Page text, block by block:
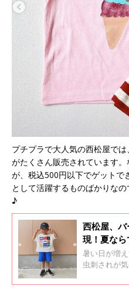
プチプラで大人気の西松屋では、
がたくさん販売されています
が、税込500円以下でゲットで
として活躍するものばかりな
♪
西松屋、
現！夏な
取り入れ
暑い日が増
虫刺されが
元子ども服